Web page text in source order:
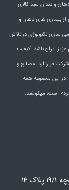
و دندان سبد کالای
از بیماری های دهان و
سازی تکنولوژی در تلاش
ایران باشد. کیفیت
شرکت قراردارد. مصالح و
در این مجموعه همه
است، میکوشند.
تهران، یوسف اباد خیابان ابن سینا نبش کوچه 19/1 پلاک 14